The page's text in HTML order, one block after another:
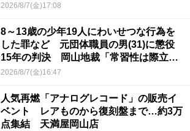
2026/8/7(金)17:08
8～13歳の少年19人にわいせつな行為を
した罪など 元団体職員の男(31)に懲役
15年の判決 岡山地裁「常習性は際立っ
ていて被害結果も非常に重い」
2026/8/7(金)16:47
人気再燃「アナログレコード」の販売イ
ベント レアものから復刻盤まで…約3万
点集結 天満屋岡山店